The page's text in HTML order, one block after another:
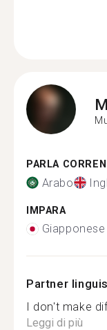
PARLA
Arabo
IMPARA
Giapponese
Partner
I don't make
Leggi di più